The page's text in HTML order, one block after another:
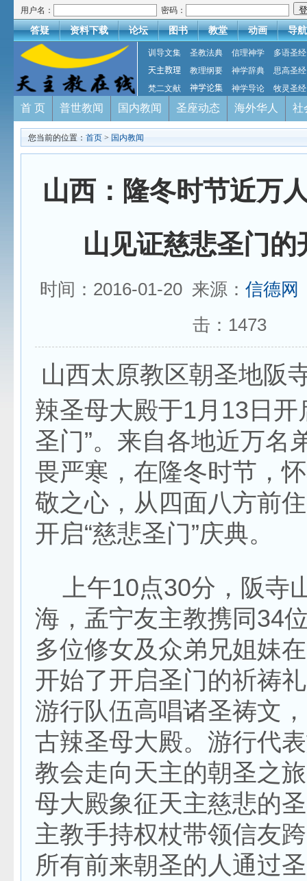
用户名： 密码：
答疑 资料下载 论坛 图书 教堂 动画 导航
训导文集 圣教法典 信理神学
多语圣经
天主教理
教理纲要 神学辞典
思高圣经
梵二文献
神学论集 神学导论 牧灵圣经
首 页 普世教闻 国内教闻 圣座动态 海外华人 社
您当前的位置： 首页 > 国内教闻
山西：隆冬时节近万
山见证慈悲圣门的
时间：2016-01-20 来源： 信德网
击： 1473
山西太原教区朝圣地阪
辣圣母大殿于1月13日开
圣门”。来自各地近万名
畏严寒，在隆冬时节，
敬之心，从四面八方前
开启“慈悲圣门”庆典。
上午10点30分，阪寺
海，孟宁友主教携同34
多位修女及众弟兄姐妹
开始了开启圣门的祈祷
游行队伍高唱诸圣祷文
古辣圣母大殿。游行代
教会走向天主的朝圣之
母大殿象征天主慈悲的
主教手持权杖带领信友
所有前来朝圣的人通过